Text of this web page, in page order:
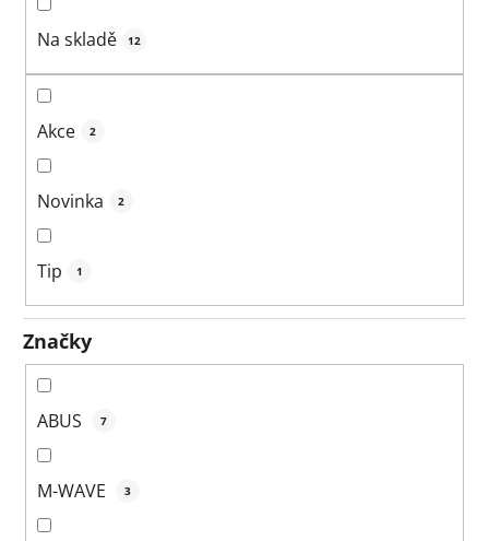
Na skladě 12
Akce 2
Novinka 2
Tip 1
Značky
ABUS 7
M-WAVE 3